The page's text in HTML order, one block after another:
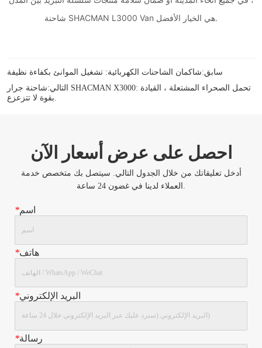
سابق:شاكمان الشاحنات الكهربائية: تشغيل الموانئ بكفاءة نظيفة
التالي:شاحنة جرار SHACMAN X3000: تحمل الصحراء المشتعلة ، القيادة
بقوة لا تتزعزع.
احصل على عرض أسعار الآن
أدخل تعليقاتك من خلال الجدول التالي. سيتصل بك متخصص خدمة
العملاء لدينا في غضون 24 ساعة.
*اسم
*هاتف
*البريد الإلكتروني
*رسالة